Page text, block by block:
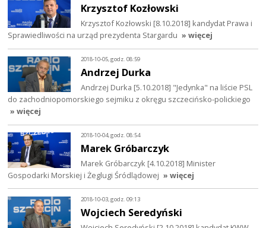
Krzysztof Kozłowski
Krzysztof Kozłowski [8.10.2018] kandydat Prawa i
Sprawiedliwości na urząd prezydenta Stargardu » więcej
2018-10-05, godz. 08:59
Andrzej Durka
Andrzej Durka [5.10.2018] "Jedynka" na liście PSL
do zachodniopomorskiego sejmiku z okręgu szczecińsko-polickiego
» więcej
2018-10-04, godz. 08:54
Marek Gróbarczyk
Marek Gróbarczyk [4.10.2018] Minister
Gospodarki Morskiej i Żeglugi Śródlądowej » więcej
2018-10-03, godz. 09:13
Wojciech Seredyński